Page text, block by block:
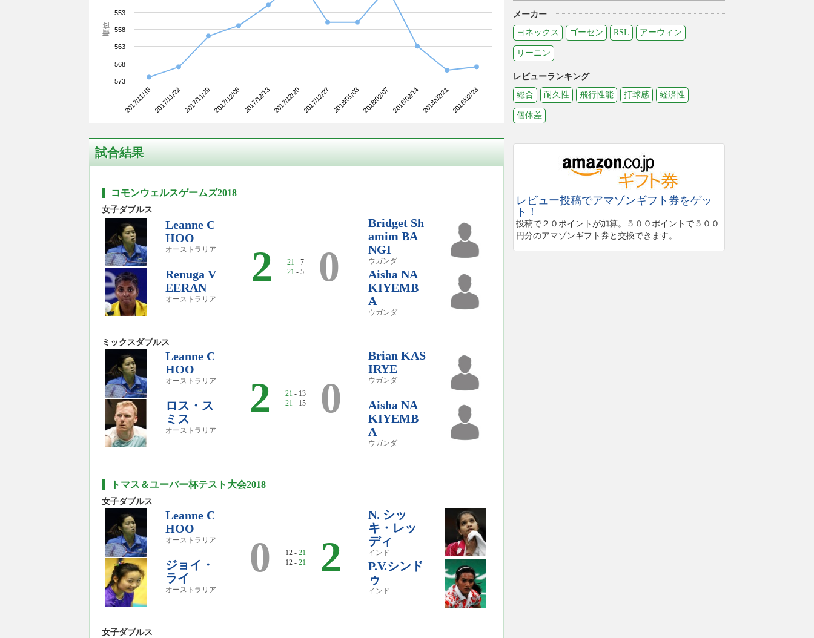
順位
2017/11/152017/11/222017/11/292017/12/06 2017/12/132017/12/202017/12/27 2018/01/032018/02/07 2018/02/142018/02/212018/02/28
553
558
563
568
573
試合結果
コモンウェルスゲームズ2018
女子ダブルス
Leanne C
HOO
オーストラリア
Renuga V
EERAN
オーストラリア
2 21 - 7
21 - 5 0
Bridget Sh
amim BA
NGI
ウガンダ
Aisha NA
KIYEMB
A
ウガンダ
ミックスダブルス
Leanne C
HOO
オーストラリア
ロス・ス
ミス
オーストラリア
2 21 - 13
21 - 15 0
Brian KAS
IRYE
ウガンダ
Aisha NA
KIYEMB
A
ウガンダ
トマス＆ユーバー杯テスト大会2018
女子ダブルス
Leanne C
HOO
オーストラリア
ジョイ・
ライ
オーストラリア
0 12 - 21
12 - 21 2
N. シッ
キ・レッ
ディ
インド
P.V.シンド
ゥ
インド
女子ダブルス
メーカー
ヨネックス
ゴーセン RSL アーウィン
リーニン
レビューランキング
総合
耐久性 飛行性能 打球感 経済性
個体差
レビュー投稿でアマゾンギフト券をゲッ
ト！
投稿で２０ポイントが加算。５００ポイントで５００
円分のアマゾンギフト券と交換できます。